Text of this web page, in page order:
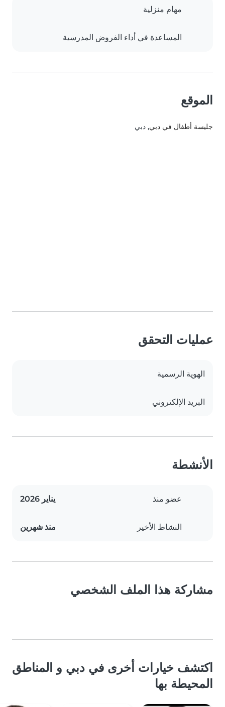
مهام منزلية
المساعدة في أداء الفروض المدرسية
الموقع
جليسة أطفال في دبي, دبي
عمليات التحقق
الهوية الرسمية
البريد الإلكتروني
الأنشطة
عضو منذ يناير 2026
النشاط الأخير منذ شهرين
مشاركة هذا الملف الشخصي
اكتشف خيارات أخرى في دبي و المناطق
المحيطة بها